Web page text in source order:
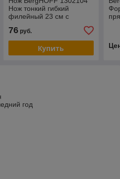
Нож тонкий гибкий
филейный 23 см с
76руб.
Купить
год